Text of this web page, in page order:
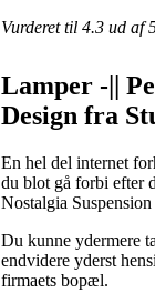
Vurderet til 4.3 ud af
Lamper -||
Design fra
En hel del internet
du blot gå forbi efter
Nostalgia
Du kunne ydermere
endvidere yderst
firmaets bopæl.